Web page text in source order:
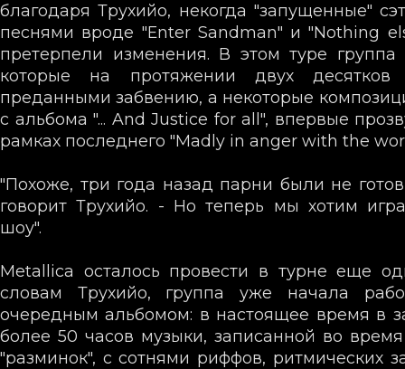
благодаря Трухийо, некогда "запущенные"
песнями вроде "Enter Sandman" и "Nothing
претерпели изменения. В этом туре
которые на протяжении двух десятков
преданными забвению, а некоторые
с альбома "... And Justice for all", впервые
рамках последнего "Madly in anger with the
"Похоже, три года назад парни были не
говорит Трухийо. - Но теперь мы хотим
шоу".
Metallica осталось провести в турне еще
словам Трухийо, группа уже начала
очередным альбомом: в настоящее время в
более 50 часов музыки, записанной во
"разминок", с сотнями риффов, ритмических